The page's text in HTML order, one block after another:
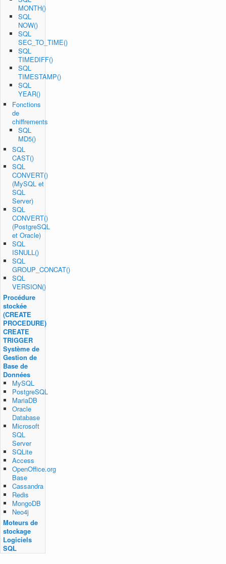
MONTH()
SQL
NOW()
SQL
SEC_TO_TIME()
SQL
TIMEDIFF()
SQL
TIMESTAMP()
SQL
YEAR()
Fonctions
de
chiffrements
SQL
MD5()
SQL
CAST()
SQL
CONVERT()
(MySQL et
SQL
Server)
SQL
CONVERT()
(PostgreSQL
et Oracle)
SQL
ISNULL()
SQL
GROUP_CONCAT()
SQL
VERSION()
Procédure
stockée
(CREATE
PROCEDURE)
CREATE
TRIGGER
Système de
Gestion de
Base de
Données
MySQL
PostgreSQL
MariaDB
Oracle
Database
Microsoft
SQL
Server
SQLite
Access
OpenOffice.org
Base
Cassandra
Redis
MongoDB
Neo4j
Moteurs de
stockage
Logiciels
SQL